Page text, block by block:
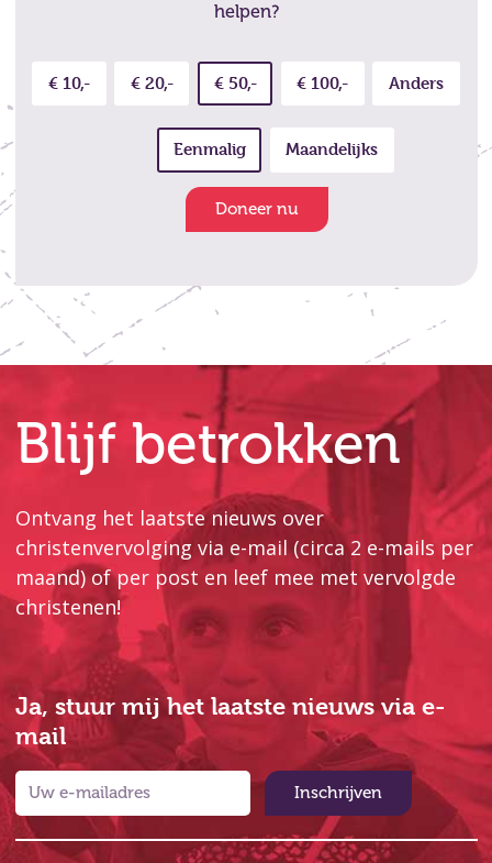
helpen?
€ 10,- € 20,- € 50,- € 100,- Anders
Eenmalig Maandelijks
Doneer nu
Blijf betrokken
Ontvang het laatste nieuws over
christenvervolging via e-mail (circa 2 e-mails per
maand) of per post en leef mee met vervolgde
christenen!
Ja, stuur mij het laatste nieuws via e-
mail
Inschrijven